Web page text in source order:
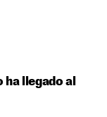
ha llegado al